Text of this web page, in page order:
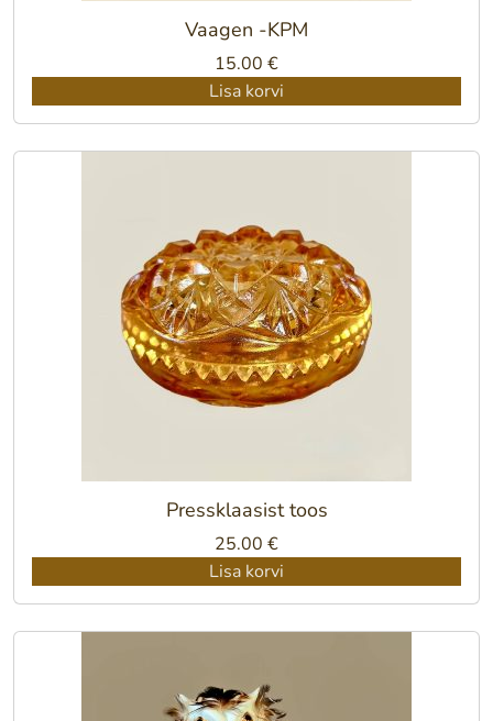
Vaagen -KPM
15.00 €
Lisa korvi
Pressklaasist toos
25.00 €
Lisa korvi